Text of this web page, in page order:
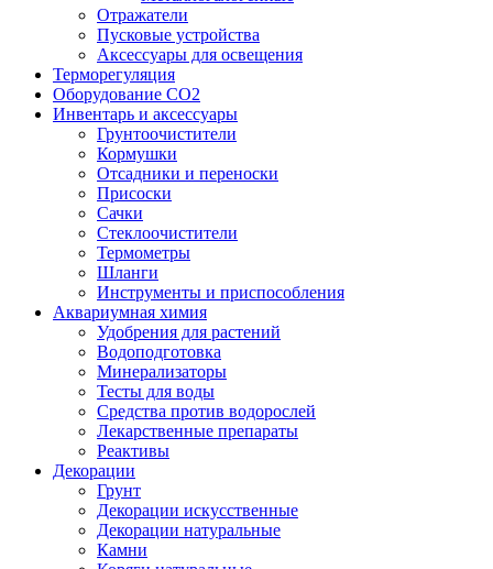
Отражатели
Пусковые устройства
Аксессуары для освещения
Терморегуляция
Оборудование CO2
Инвентарь и аксессуары
Грунтоочистители
Кормушки
Отсадники и переноски
Присоски
Сачки
Стеклоочистители
Термометры
Шланги
Инструменты и приспособления
Аквариумная химия
Удобрения для растений
Водоподготовка
Минерализаторы
Тесты для воды
Средства против водорослей
Лекарственные препараты
Реактивы
Декорации
Грунт
Декорации искусственные
Декорации натуральные
Камни